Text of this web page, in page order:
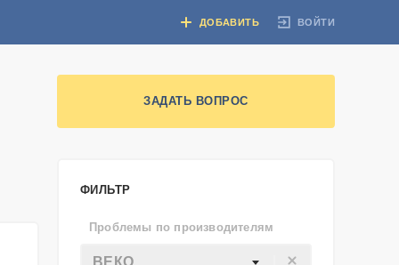
ВОЙТИ
ДОБАВИТЬ
ЗАДАТЬ ВОПРОС
ФИЛЬТР
Проблемы по производителям
ВЕКО